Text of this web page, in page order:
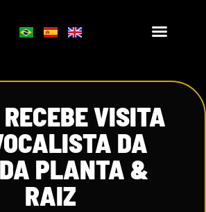
VISITA
DA
PLANTA &
RAIZ